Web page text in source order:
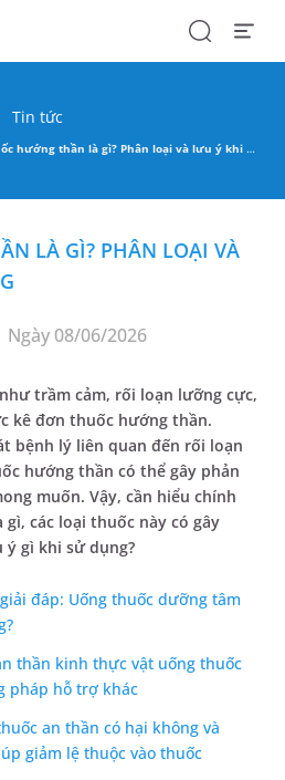
SearchOpen
Tin tức
hướng thần là gì? Phân loại và lưu ý khi sử dụng
LÀ GÌ? PHÂN LOẠI VÀ
Ngày 08/06/2026
trầm cảm, rối loạn lưỡng cực,
kê đơn thuốc hướng thần.
bệnh lý liên quan đến rối loạn
hướng thần có thể gây phản
muốn. Vậy, cần hiểu chính
các loại thuốc này có gây
ý gì khi sử dụng?
đáp: Uống thuốc dưỡng tâm
thần kinh thực vật uống thuốc
pháp hỗ trợ khác
an thần có hại không và
giảm lệ thuộc vào thuốc